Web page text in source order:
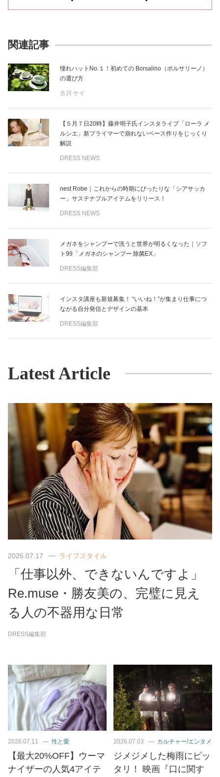
関連記事
憧れハットNo.１！初めての Borsalino（ボルサリーノ）
の選び方
古川 ケイ
【５月７日20時】藤井明子氏インスタライブ「ローラ メ
ルシエ」新プライマーで崩れないベース作りをじっくり
解説
DRESS NEWS
nest Robe｜これからの時期にぴったりな「シアサッカ
ー」サステナブルアイテムをリリース！
DRESS NEWS
メガネをシャンプーで洗うと世界が明るくなった｜ソフ
ト99「メガネのシャンプー 除菌EX」
DRESS編集部
インスタ講座も新規募集！ “いいね！”が集まり仕事につ
ながる自分発信とデザインの基本
DRESS編集部
Latest Article
2026.07.17 ライフスタイル
「仕事以外、できないんですよ」
Re.muse・勝友美の、完璧に見え
る人の不器用な日常
DRESS編集部
2026.07.11 性と愛
【最大20%OFF】ウーマ
ナイザーの人気4アイテ
2026.07.03 カルチャー/エンタメ
ジメジメした梅雨にピッ
タリ！ 映画『口に関す